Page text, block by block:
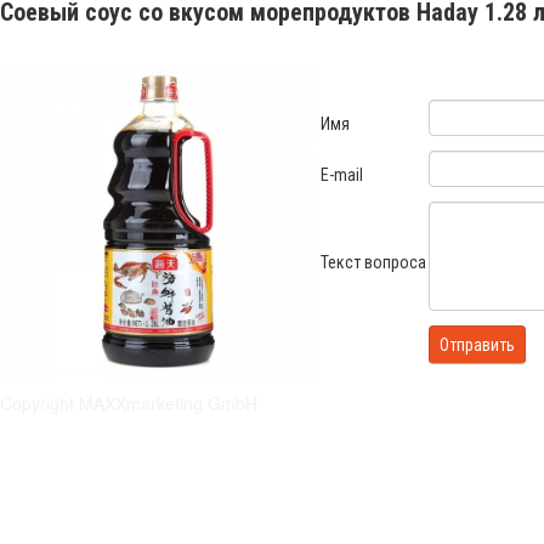
Соевый соус со вкусом морепродуктов Haday 1.28 л
Имя
E-mail
Текст вопроса